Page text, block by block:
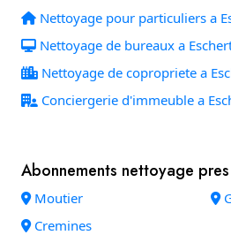
Nettoyage pour particuliers a
Nettoyage de bureaux a
Nettoyage de copropriete a
Conciergerie d'immeuble a
Abonnements nettoyage
Moutier
Cremines